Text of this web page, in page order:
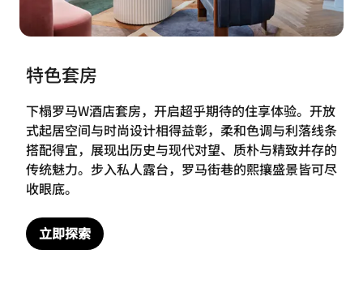
特色套房
下榻罗马W酒店套房，开启超乎期待的住享体验。开放
式起居空间与时尚设计相得益彰，柔和色调与利落线条
搭配得宜，展现出历史与现代对望、质朴与精致并存的
传统魅力。步入私人露台，罗马街巷的熙攘盛景皆可尽
收眼底。
立即探索